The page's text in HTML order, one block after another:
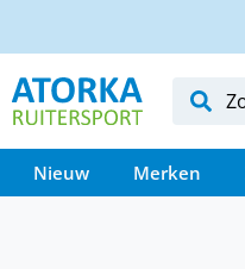
Nieuw Merken